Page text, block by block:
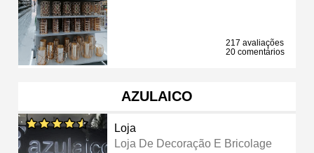
217 avaliações
20 comentários
AZULAICO
Loja
Loja De Decoração E Bricolage